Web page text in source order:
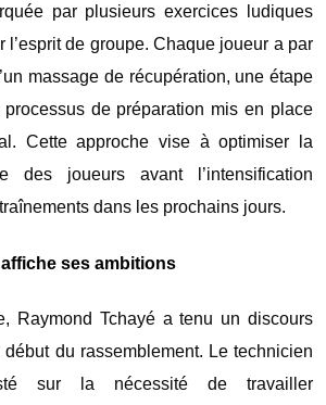
par plusieurs exercices ludiques
l’esprit de groupe. Chaque joueur a par
massage de récupération, une étape
de préparation mis en place
Cette approche vise à optimiser la
des joueurs avant l’intensification
dans les prochains jours.
ses ambitions
Raymond Tchayé a tenu un discours
du rassemblement. Le technicien
sur la nécessité de travailler